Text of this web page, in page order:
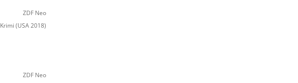
ZDF Neo
Krimi (USA 2018)
ZDF Neo